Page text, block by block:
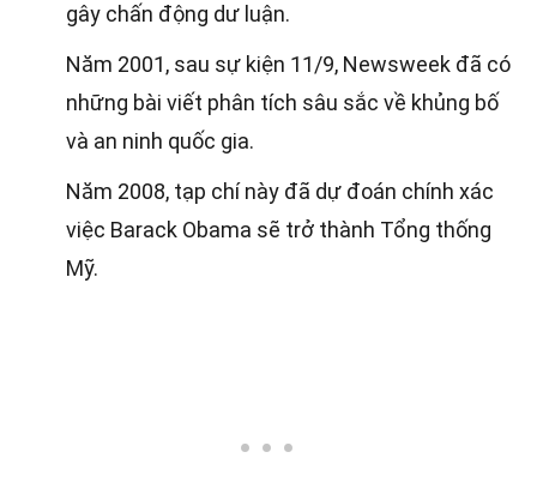
gây chấn động dư luận.
Năm 2001, sau sự kiện 11/9, Newsweek đã có
những bài viết phân tích sâu sắc về khủng bố
và an ninh quốc gia.
Năm 2008, tạp chí này đã dự đoán chính xác
việc Barack Obama sẽ trở thành Tổng thống
Mỹ.